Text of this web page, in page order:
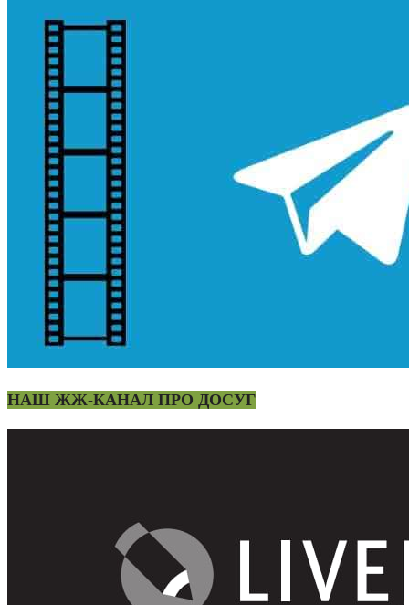
НАШ ЖЖ-КАНАЛ ПРО ДОСУГ